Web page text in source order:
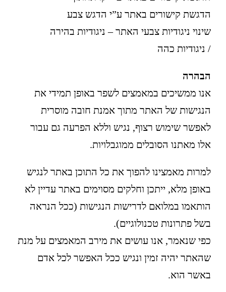
הדגשת קישורים באתר ע”י הדגש צבע
שינוי ניגודיות צבעי האתר – ניגודיות בהירה
/ ניגודיות כהה
הבהרה
אנו ממשיכים במאמצים לשפר באופן תמידי את
הנגישות של האתר מתוך אמנת חובה מוסרית
לאפשר שימוש רצוף, נגיש וללא הפרעה גם עבור
אלו מאתנו הסובלים ממוגבלויות.
למרות מאמצינו להפוך את כל התוכן באתר לנגיש
באופן מלא, ייתכן וחלקים מסוימים באתר עדיין לא
הותאמו במלואם לדרישות הנגישות (ככל הנראה
בשל פתרונות טכנולוגיים).
כפי שנאמר, אנו עושים את מירב המאמצים על מנת
שהאתר יהיה זמין ונגיש ככל האפשר לכל אדם
באשר הוא.